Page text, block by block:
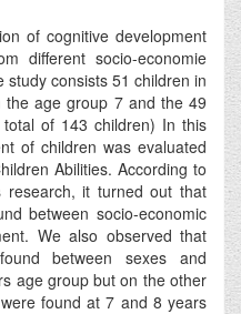
of cognitive development
different socio-economie
consists 51 children in
age group 7 and the 49
of 143 children) In this
of children was evaluated
Abilities. According to
research, it turned out that
between socio-economic
We also observed that
between sexes and
age group but on the other
found at 7 and 8 years